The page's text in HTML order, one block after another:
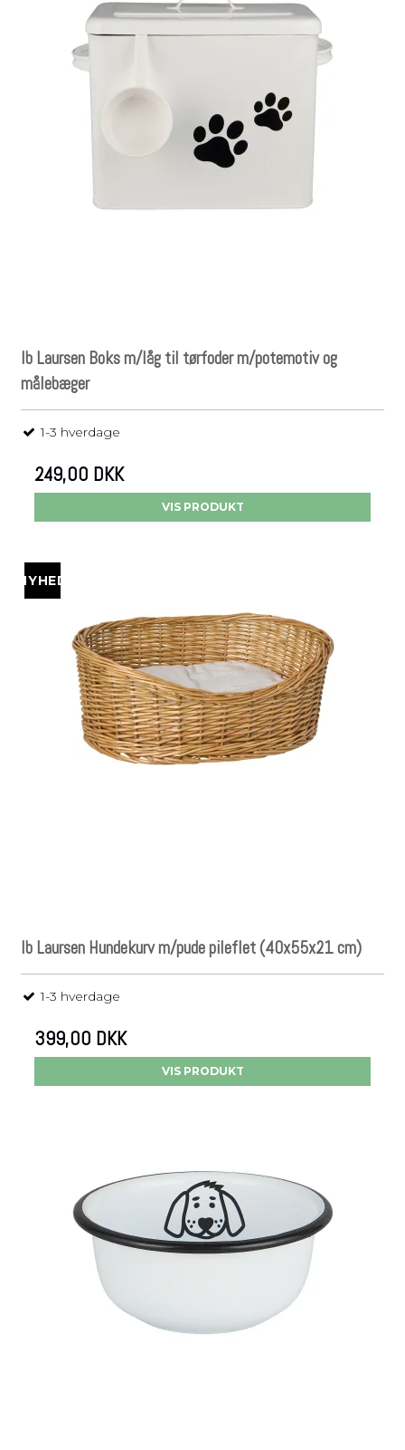
Ib Laursen Boks m/låg til tørfoder m/potemotiv og
målebæger
1-3 hverdage
249,00 DKK
VIS PRODUKT
NYHED
Ib Laursen Hundekurv m/pude pileflet (40x55x21 cm)
1-3 hverdage
399,00 DKK
VIS PRODUKT